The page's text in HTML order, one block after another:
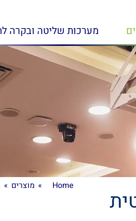
מערכות שליטה ובקרה
Home מוצרים Home מוצרים